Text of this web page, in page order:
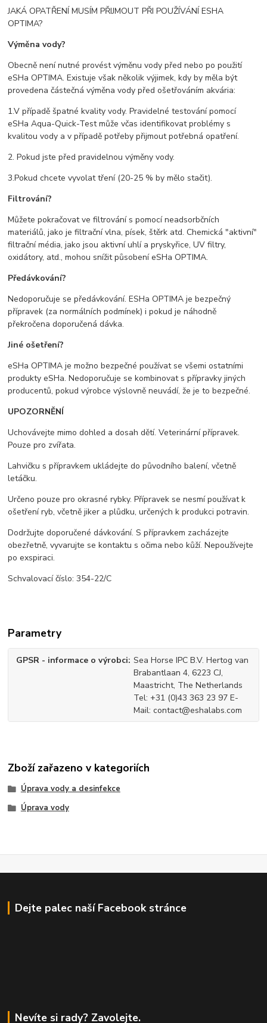
JAKÁ OPATŘENÍ MUSÍM PŘIJMOUT PŘI POUŽÍVÁNÍ ESHA
OPTIMA?
Výměna vody?
Obecně není nutné provést výměnu vody před nebo po použití
eSHa OPTIMA. Existuje však několik výjimek, kdy by měla být
provedena částečná výměna vody před ošetřováním akvária:
1.V případě špatné kvality vody. Pravidelné testování pomocí
eSHa Aqua-Quick-Test může včas identifikovat problémy s
kvalitou vody a v případě potřeby přijmout potřebná opatření.
2. Pokud jste před pravidelnou výměny vody.
3.Pokud chcete vyvolat tření (20-25 % by mělo stačit).
Filtrování?
Můžete pokračovat ve filtrování s pomocí neadsorbčních
materiálů, jako je filtrační vlna, písek, štěrk atd. Chemická "aktivní"
filtrační média, jako jsou aktivní uhlí a pryskyřice, UV filtry,
oxidátory, atd., mohou snížit působení eSHa OPTIMA.
Předávkování?
Nedoporučuje se předávkování. ESHa OPTIMA je bezpečný
přípravek (za normálních podmínek) i pokud je náhodně
překročena doporučená dávka.
Jiné ošetření?
eSHa OPTIMA je možno bezpečné používat se všemi ostatními
produkty eSHa. Nedoporučuje se kombinovat s přípravky jiných
producentů, pokud výrobce výslovně neuvádí, že je to bezpečné.
UPOZORNĚNÍ
Uchovávejte mimo dohled a dosah dětí. Veterinární přípravek.
Pouze pro zvířata.
Lahvičku s přípravkem ukládejte do původního balení, včetně
letáčku.
Určeno pouze pro okrasné rybky. Přípravek se nesmí používat k
ošetření ryb, včetně jiker a plůdku, určených k produkci potravin.
Dodržujte doporučené dávkování. S přípravkem zacházejte
obezřetně, vyvarujte se kontaktu s očima nebo kůží. Nepoužívejte
po exspiraci.
Schvalovací číslo: 354-22/C
Parametry
GPSR - informace o výrobci Sea Horse IPC B.V. Hertog van
Brabantlaan 4, 6223 CJ,
Maastricht, The Netherlands
Tel: +31 (0)43 363 23 97 E-
Mail: contact@eshalabs.com
Zboží zařazeno v kategoriích
Úprava vody a desinfekce
Úprava vody
Dejte palec naší Facebook stránce
Nevíte si rady? Zavolejte.